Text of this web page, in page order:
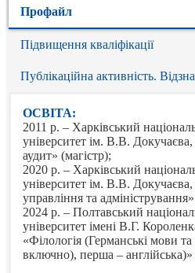
Профайл
Підвищення кваліфікації
Публікаційна активність.
ОСВІТА:
2011 р. – Харківський
університет ім. В.В. Докучаєва,
аудит» (магістр);
2020 р. – Харківський
університет ім. В.В. Докучаєва,
управління та
2024 р. – Полтавський
університет імені В.Г.
«Філологія (Германські мови
включно), перша – англійська)»